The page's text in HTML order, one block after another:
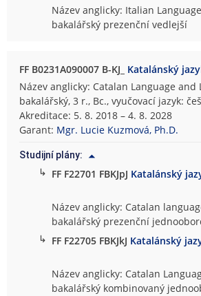
Název anglicky: Italian
bakalářský prezenční vedlejší
FF B0231A090007 B-KJ_ Katalánský
Název anglicky: Catalan Language and
bakalářský, 3 r., Bc., vyučovací jazyk:
Akreditace: 5. 8. 2018 – 4. 8. 2028
Garant: Mgr. Lucie Kuzmová, Ph.D.
Studijní plány:
↳ FF F22701 FBKJpJ Katalánský
Název anglicky: Catalan
bakalářský prezenční
↳ FF F22705 FBKJkJ Katalánský
Název anglicky: Catalan
bakalářský kombinovaný